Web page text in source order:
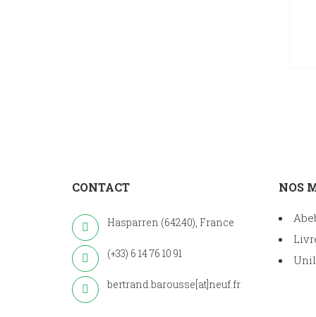
CONTACT
Hasparren (64240), France
(+33) 6 14 76 10 91
bertrand.barousse[at]neuf.fr
NOS